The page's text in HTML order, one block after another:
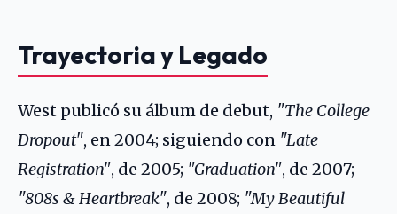
Trayectoria y Legado
West publicó su álbum de debut, "The College
Dropout", en 2004; siguiendo con "Late
Registration", de 2005; "Graduation", de 2007;
"808s & Heartbreak", de 2008; "My Beautiful